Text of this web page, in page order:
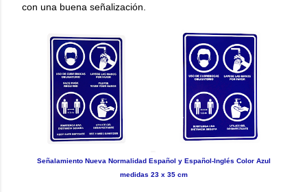
con una buena señalización.
Señalamiento Nueva Normalidad Español y Español-Inglés Color Azul
medidas 23 x 35 cm